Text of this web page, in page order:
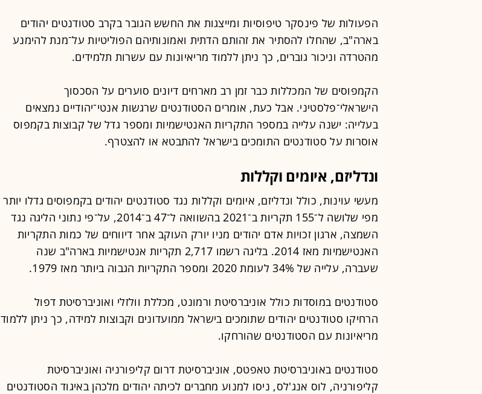
הפעולות של פינסקר טיפוסיות ומייצגות את החשש הגובר בקרב סטודנטים יהודים
בארה"ב, שהחלו להסתיר את זהותם הדתית ואמונותיהם הפוליטיות על־מנת להימנע
מהטרדה וניכור גוברים, כך ניתן ללמוד מריאיונות עם עשרות תלמידים.
הקמפוסים של המכללות כבר זמן רב מארחים דיונים סוערים על הסכסוך
הישראלי־פלסטיני. אבל כעת, אומרים הסטודנטים שרגשות אנטי־יהודיים נמצאים
בעלייה: ישנה עלייה במספר התקריות האנטישמיות ומספר גדל של קבוצות בקמפוס
אוסרות על סטודנטים התומכים בישראל להתבטא או להצטרף.
ונדליזם, איומים וקללות
מעשי עוינות, כולל ונדליזם, איומים וקללות נגד סטודנטים יהודים בקמפוסים גדלו יותר
מפי שלושה ל־155 תקריות ב־2021 בהשוואה ל־47 ב־2014, על־פי נתוני הליגה נגד
השמצה, ארגון זכויות אדם יהודים מניו יורק העוקב אחר דיווחים של כמות התקריות
האנטישמיות מאז 2014. בליגה רשמו 2,717 תקריות אנטישמיות בארה"ב שנה
שעברה, עלייה של 34% לעומת 2020 ומספר התקריות הגבוה ביותר מאז 1979.
סטודנטים במוסדות כולל אוניברסיטת ורמונט, מכללת וולזלי ואוניברסיטת דפול
הרחיקו סטודנטים יהודים שתומכים בישראל ממועדונים וקבוצות למידה, כך ניתן ללמוד
מריאיונות עם הסטודנטים שהורחקו.
סטודנטים באוניברסיטת טאפטס, אוניברסיטת דרום קליפורניה ואוניברסיטת
קליפורניה, לוס אנג'לס, ניסו למנוע מחברים לכיתה יהודים מלכהן באיגוד הסטודנטים